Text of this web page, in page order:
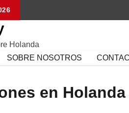
Holanda
SOBRE NOSOTROS
en Holanda